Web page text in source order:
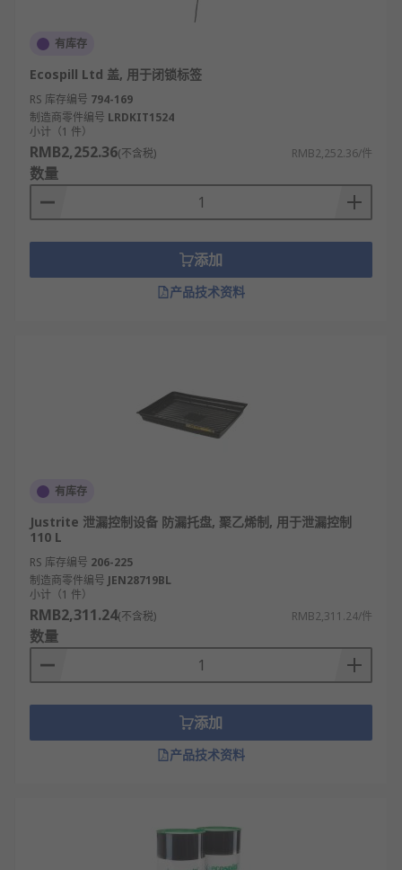
液体零渗漏，有效拦截各类化学品、油品等泄
漏物。
耐受酸、碱、油等多种化学物质侵蚀，适用复
杂环境。
灵活多样性：尺寸、形状规格丰富，且有单
层、多层、分体组合等多种结构，适配不同设
备与场地需求。
便捷操作性：部分托盘配备叉车槽、搬运把
手，方便移动；排液口设计利于快速排空积
液，降低清理难度。
安全环保性：有效控制泄漏污染，避免土壤、
水体受到化学物质侵害，符合环保法规与安全
长期耐用性：抗紫外线、抗冲击性能突出，在
户外、高温、低温等环境下仍可保持良好的防
防渗漏托盘类型
成，质轻、耐化学腐蚀、成本低，适用于实验
室、小型仓储的化学品存储防漏。
金属防渗漏托盘：以不锈钢或镀锌钢为材质，
强度高、耐高温、承重好，常用于工业车间、
加油站等重型设备防漏。
置时节省空间，便于运输与存储，适合临时作
业或移动场景使用。
分体组合式托盘：由底座与可拆卸围板组成，
双壁防渗漏托盘：双层结构设计，中间真空或
填充保温材料，兼具防渗漏与隔热保温功能，
有库存
Ecospill Ltd 盖, 用于闭锁标签
RS 库存编号 794-169
制造商零件编号 LRDKIT1524
小计（1 件）
RMB2,252.36(不含税) RMB2,252.36/件
数量
添加
产品技术资料
有库存
Justrite 泄漏控制设备 防漏托盘, 聚乙烯制, 用于泄漏控制
110 L
RS 库存编号 206-225
制造商零件编号 JEN28719BL
小计（1 件）
RMB2,311.24(不含税) RMB2,311.24/件
数量
添加
产品技术资料